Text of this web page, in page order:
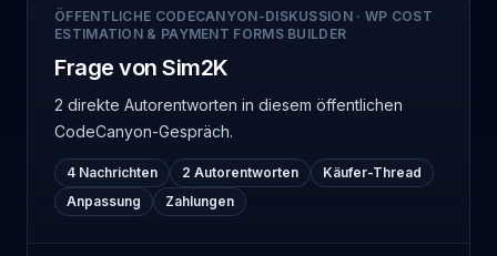
ÖFFENTLICHE CODECANYON-DISKUSSION· WP COST
ESTIMATION & PAYMENT FORMS BUILDER
Frage von Sim2K
2 direkte Autorentworten in diesem öffentlichen
CodeCanyon-Gespräch.
4 Nachrichten 2 Autorentworten
Käufer-Thread
Anpassung
Zahlungen